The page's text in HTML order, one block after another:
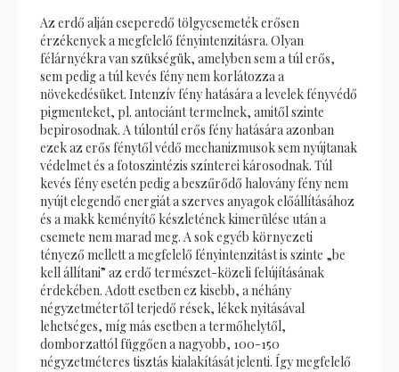
Az erdő alján cseperedő tölgycsemeték erősen
érzékenyek a megfelelő fényintenzitásra. Olyan
félárnyékra van szükségük, amelyben sem a túl erős,
sem pedig a túl kevés fény nem korlátozza a
növekedésüket. Intenzív fény hatására a levelek fényvédő
pigmenteket, pl. antociánt termelnek, amitől szinte
bepirosodnak. A túlontúl erős fény hatására azonban
ezek az erős fénytől védő mechanizmusok sem nyújtanak
védelmet és a fotoszintézis színterei károsodnak. Túl
kevés fény esetén pedig a beszűrődő halovány fény nem
nyújt elegendő energiát a szerves anyagok előállításához
és a makk keményítő készletének kimerülése után a
csemete nem marad meg. A sok egyéb környezeti
tényező mellett a megfelelő fényintenzitást is szinte „be
kell állítani” az erdő természet-közeli felújításának
érdekében. Adott esetben ez kisebb, a néhány
négyzetmétertől terjedő rések, lékek nyitásával
lehetséges, míg más esetben a termőhelytől,
domborzattól függően a nagyobb, 100-150
négyzetméteres tisztás kialakítását jelenti. Így megfelelő